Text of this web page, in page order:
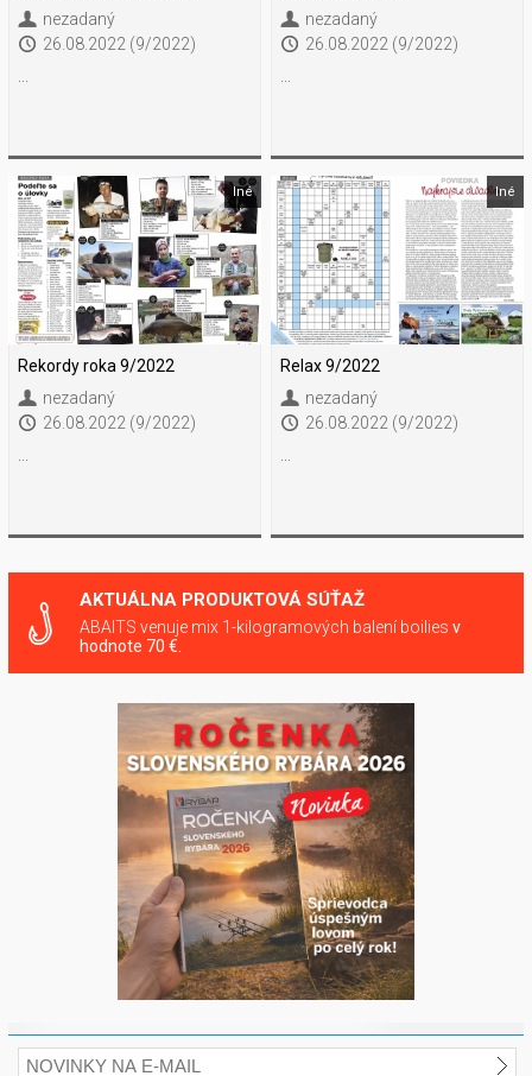
nezadaný
26.08.2022 (9/2022)
...
nezadaný
26.08.2022 (9/2022)
...
Iné
Rekordy roka 9/2022
nezadaný
26.08.2022 (9/2022)
Iné
Relax 9/2022
nezadaný
26.08.2022 (9/2022)
AKTUÁLNA PRODUKTOVÁ SÚŤAŽ
ABAITS venuje mix 1-kilogramových balení boilies v
hodnote 70 €.